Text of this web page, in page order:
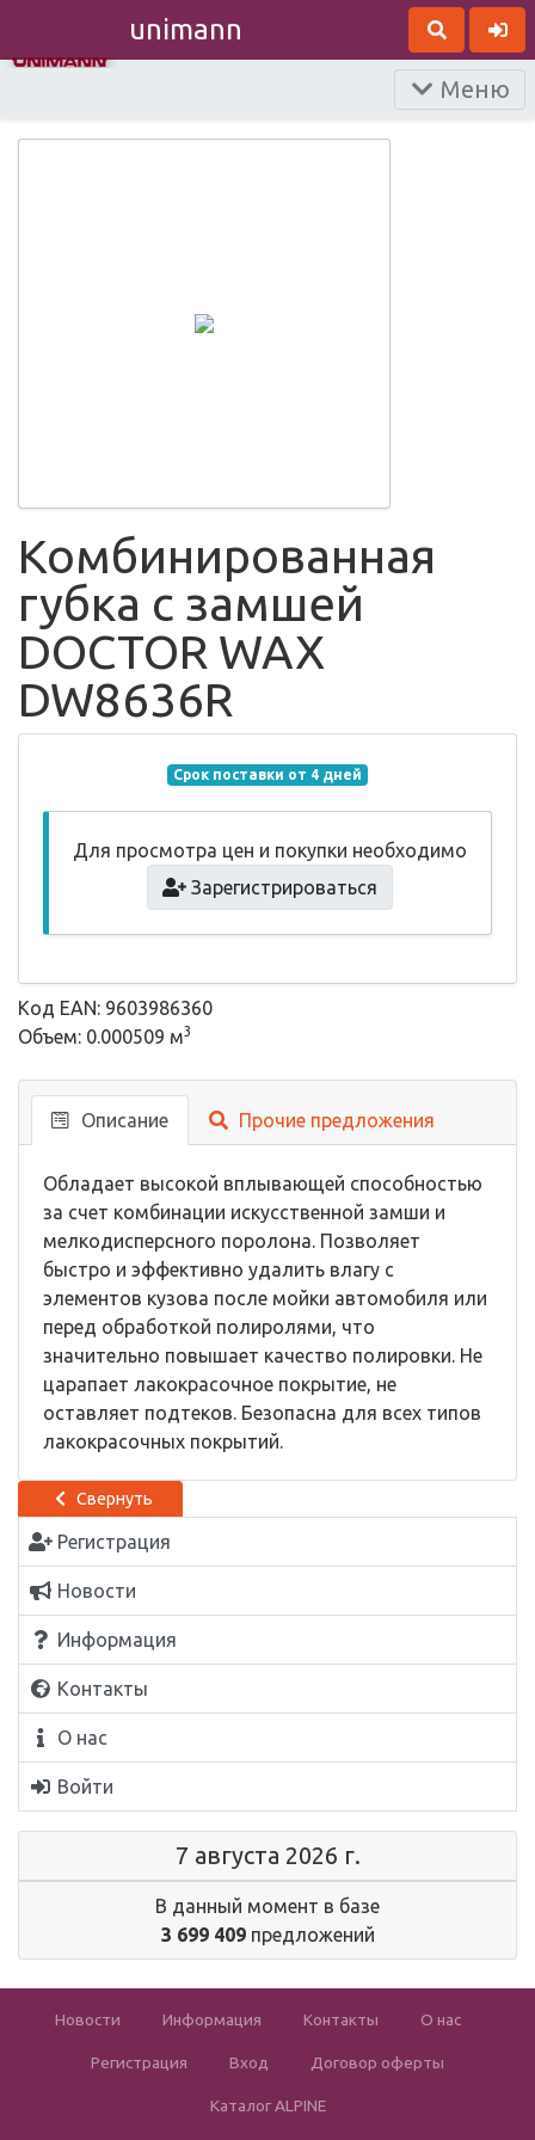
unimann
Меню
Свернуть
Регистрация
Новости
Информация
Контакты
О нас
Войти
7 августа 2026 г.
В данный момент в базе
3 699 409предложений
Комбинированная
губка с замшей
DOCTOR WAX
DW8636R
Срок поставки от 4 дней
Для просмотра цен и покупки необходимо
Зарегистрироваться
Код EAN: 9603986360
Объем: 0.000509 м3
Описание Прочие предложения
Обладает высокой вплывающей способностью
за счет комбинации искусственной замши и
мелкодисперсного поролона. Позволяет
быстро и эффективно удалить влагу с
элементов кузова после мойки автомобиля или
перед обработкой полиролями, что
значительно повышает качество полировки. Не
царапает лакокрасочное покрытие, не
оставляет подтеков. Безопасна для всех типов
лакокрасочных покрытий.
Новости Информация Контакты О нас
Регистрация Вход Договор оферты
Каталог ALPINE